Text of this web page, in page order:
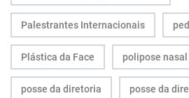
Palestrantes Internacionais
Plástica da Face polipose nasal
posse da diretoria posse da